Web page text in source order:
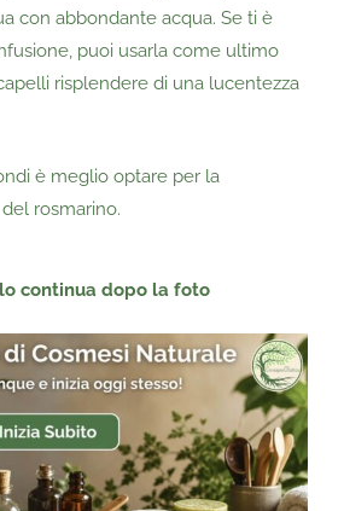
con abbondante acqua. Se ti è
puoi usarla come ultimo
risplendere di una lucentezza
è meglio optare per la
rosmarino.
continua dopo la foto